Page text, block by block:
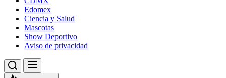
Edomex
Ciencia y Salud
Mascotas
Show Deportivo
Aviso de privacidad